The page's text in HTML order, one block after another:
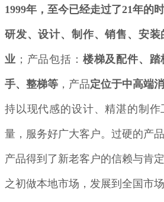
1999年，至今已经走过了21年的
研发、设计、制作、销售、安
业 ；产品包括： 楼梯及配件、
手、整梯等 ，产品定位于中高端
持以现代感的设计、精湛的制
量，服务好广大客户。过硬的产
产品得到了新老客户的信赖与肯
之初做本地市场，发展到全国市场